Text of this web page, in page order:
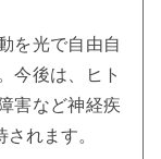
を光で自由自
今後は、ヒト
害など神経疾
れます。